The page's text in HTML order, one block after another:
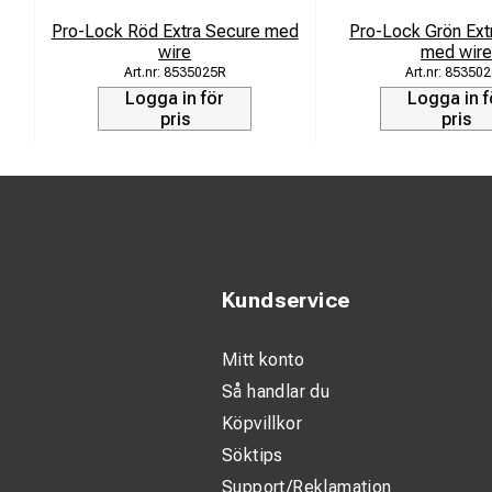
utslitna
Pro-Lock®-
låsta
Pro-Lock Röd Extra Secure med
wire
8535025R
Logga in för
pris
Pro-Lock Grön
med wire
Logga in
pris
Kundservice
Mitt konto
Så handlar du
Köpvillkor
Söktips
Support/Reklamation